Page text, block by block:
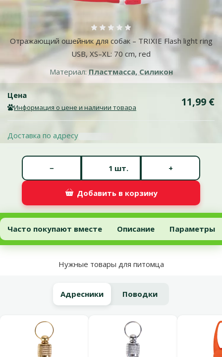
Отражающий ошейник для собак – TRIXIE Flash light ring
USB, XS–XL: 70 cm, red
Оценка 0%
Материал:Пластмасса, Силикон
Цена
Информация о цене и наличии товара 11,99 €
Доставка по адресу
шт.
− +
Добавить в корзину
Отражающий ошейник для собак – TRIXIE Flash light ring USB,
Добавить в корзину
Часто покупают вместе Описание Параметры
В начало страницы
Нужные товары для питомца
Адресники Поводки